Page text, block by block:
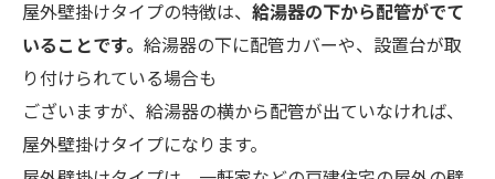
屋外壁掛けタイプの特徴は、 給湯器の下から配管がでて
いることです。 給湯器の下に配管カバーや、設置台が取
り付けられている場合も
ございますが、給湯器の横から配管が出ていなければ、
屋外壁掛けタイプになります。